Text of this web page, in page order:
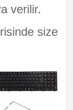
verilir.
size